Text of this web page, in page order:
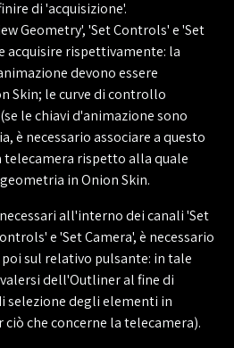
di 'acquisizione'.
Geometry', 'Set Controls' e 'Set
acquisire rispettivamente: la
devono essere
Skin; le curve di controllo
le chiavi d'animazione sono
è necessario associare a questo
telecamera rispetto alla quale
in Onion Skin.
all'interno dei canali 'Set
e 'Set Camera', è necessario
sul relativo pulsante: in tale
dell'Outliner al fine di
selezione degli elementi in
che concerne la telecamera).